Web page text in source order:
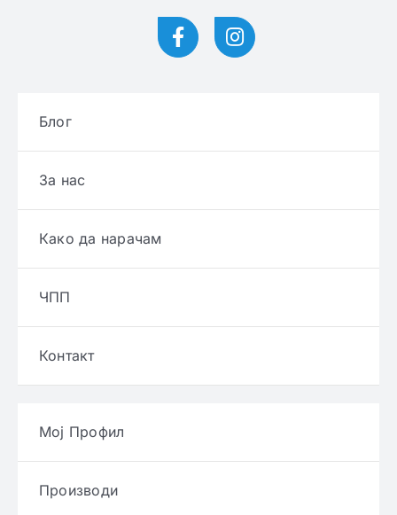
Блог
За нас
Како да нарачам
ЧПП
Контакт
Мој Профил
Производи